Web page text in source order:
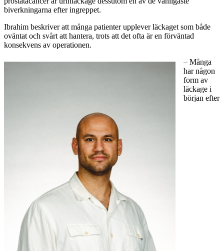
biverkningarna efter ingreppet.
Ibrahim beskriver att många patienter upplever läckaget som både
oväntat och svårt att hantera, trots att det ofta är en förväntad
konsekvens av operationen.
– Många
har någon
form av
läckage i
början efter